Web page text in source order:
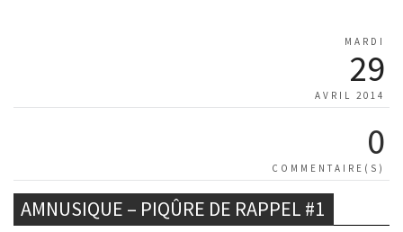
MARDI
29
AVRIL 2014
0
COMMENTAIRE(S)
AMNUSIQUE – PIQÛRE DE RAPPEL #1